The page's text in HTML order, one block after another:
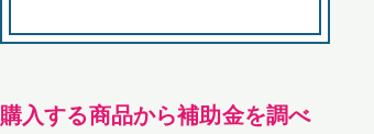
購入する商品から補助金を調べ